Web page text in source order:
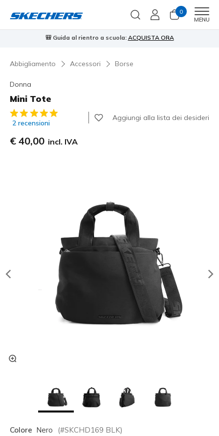
0
MENU
🎒 Guida al rientro a scuola: ACQUISTA ORA
Abbigliamento Accessori Borse
Donna
Mini Tote
Valutazione cliente 3,7 su 5
2 recensioni
Aggiungi alla lista dei desideri
€ 40,00 incl. IVA
Colore Nero (#SKCHD169 BLK)